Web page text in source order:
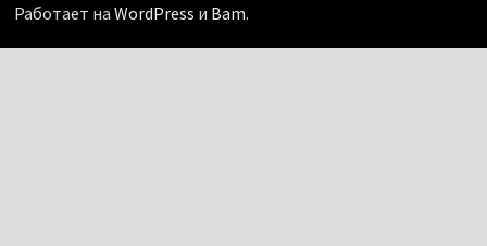
Работает на WordPress и Bam.